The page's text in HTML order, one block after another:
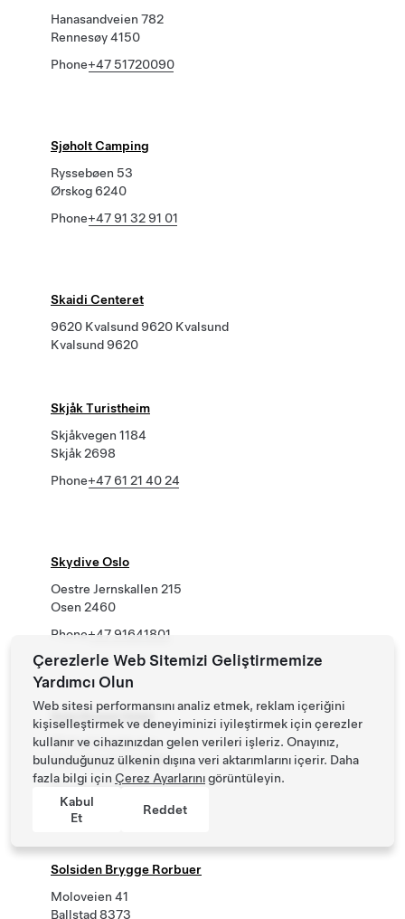
Hanasandveien 782
Rennesøy 4150
Phone+47 51720090
Sjøholt Camping
Ryssebøen 53
Ørskog 6240
Phone+47 91 32 91 01
Skaidi Centeret
9620 Kvalsund 9620 Kvalsund
Kvalsund 9620
Skjåk Turistheim
Skjåkvegen 1184
Skjåk 2698
Phone+47 61 21 40 24
Skydive Oslo
Oestre Jernskallen 215
Osen 2460
Phone+47 91641801
Sola Strand Hotel
27 Axel Lunds veg
Sola, Rogaland 4050
Phone
+47 51 94 30 00
Solsiden Brygge Rorbuer
Moloveien 41
Ballstad 8373
Çerezlerle Web Sitemizi Geliştirmemize
Yardımcı Olun
Web sitesi performansını analiz etmek, reklam içeriğini
kişiselleştirmek ve deneyiminizi iyileştirmek için çerezler
kullanır ve cihazınızdan gelen verileri işleriz. Onayınız,
bulunduğunuz ülkenin dışına veri aktarımlarını içerir. Daha
fazla bilgi için Çerez Ayarlarınıgörüntüleyin.
Kabul
Et
Reddet